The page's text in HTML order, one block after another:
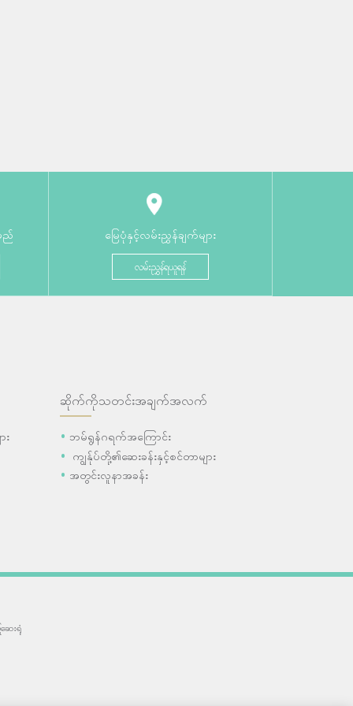
ည် မြေပုံနှင့်လမ်းညွှန်ချက်များ
လမ်းညွှန်ရယူရန်
း
ဆိုက်ကိုသတင်းအချက်အလက်
ဘမ်ရွန်ဂရက်အကြောင်း
ကျွန်ုပ်တို့၏ဆေးခန်းနှင့်စင်တာများ
အတွင်းလူနာအခန်း
ေးရုံ